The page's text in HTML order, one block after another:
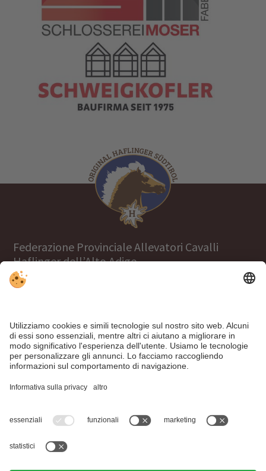
Federazione Provinciale Allevatori Cavalli
Haflinger dell’Alto Adige
Tel.
info@haflinger.eu
Al sito web Haflinger World!